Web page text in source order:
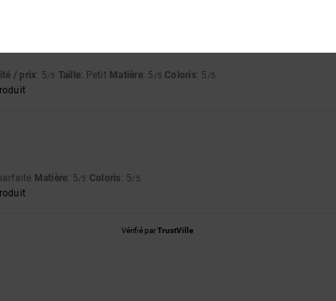
/ prix: 5/5 Taille: Petit Matière: 5 /5 Coloris: 5 /5
Matière: 5/5 Coloris: 5/5
Vérifié parTrustVille